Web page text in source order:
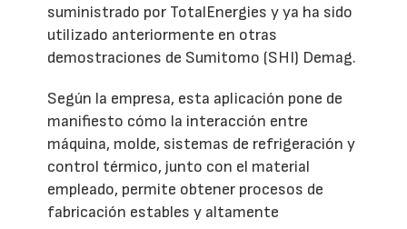
suministrado por TotalEnergies y ya ha sido
utilizado anteriormente en otras
demostraciones de Sumitomo (SHI) Demag.
Según la empresa, esta aplicación pone de
manifiesto cómo la interacción entre
máquina, molde, sistemas de refrigeración y
control térmico, junto con el material
empleado, permite obtener procesos de
fabricación estables y altamente